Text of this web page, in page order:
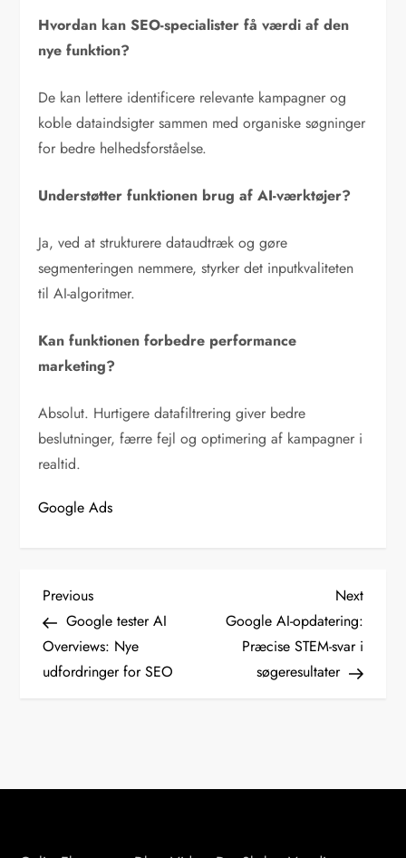
Hvordan kan SEO-specialister få værdi af den
nye funktion?
De kan lettere identificere relevante kampagner og
koble dataindsigter sammen med organiske søgninger
for bedre helhedsforståelse.
Understøtter funktionen brug af AI-værktøjer?
Ja, ved at strukturere dataudtræk og gøre
segmenteringen nemmere, styrker det inputkvaliteten
til AI-algoritmer.
Kan funktionen forbedre performance
marketing?
Absolut. Hurtigere datafiltrering giver bedre
beslutninger, færre fejl og optimering af kampagner i
realtid.
Google Ads
I
n
d
g
Previous
Post
Previous
Google tester AI
Overviews: Nye
udfordringer for SEO
Next
Post
Next
Google AI-opdatering:
Præcise STEM-svar i
søgeresultater